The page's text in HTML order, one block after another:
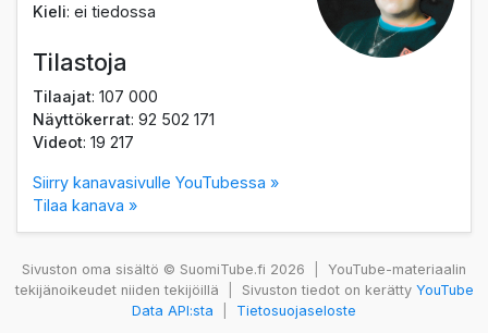
Kieli: ei tiedossa
Tilastoja
Tilaajat: 107 000
Näyttökerrat: 92 502 171
Videot: 19 217
Siirry kanavasivulle YouTubessa »
Tilaa kanava »
Sivuston oma sisältö © SuomiTube.fi 2026
YouTube-materiaalin
tekijänoikeudet niiden tekijöillä
Sivuston tiedot on kerätty YouTube
Data API:sta
Tietosuojaseloste